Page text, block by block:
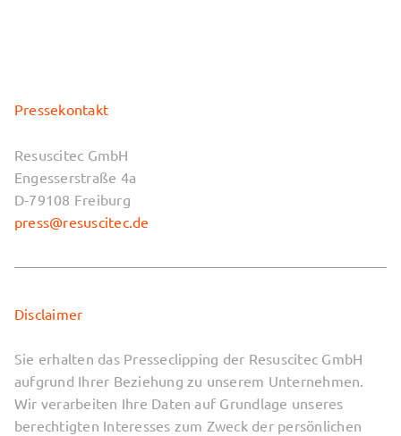
Pressekontakt
Resuscitec GmbH
Engesserstraße 4a
D-79108 Freiburg
press@resuscitec.de
Disclaimer
Sie erhalten das Presseclipping der Resuscitec GmbH
aufgrund Ihrer Beziehung zu unserem Unternehmen.
Wir verarbeiten Ihre Daten auf Grundlage unseres
berechtigten Interesses zum Zweck der persönlichen